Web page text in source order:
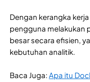
Dengan kerangka
pengguna melakukan
besar secara efisien,
kebutuhan analitik.
Baca Juga: Apa itu